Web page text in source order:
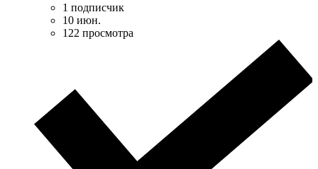
1 подписчик
10 июн.
122 просмотра